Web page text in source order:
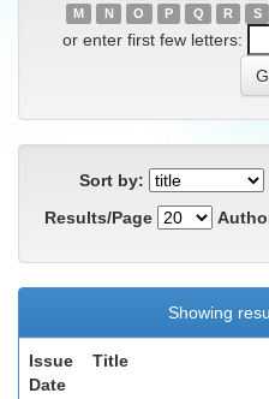
M
N O P Q R S
or enter first few letters:
Sort by:
Results/Page
Showing
Issue
Date
Title